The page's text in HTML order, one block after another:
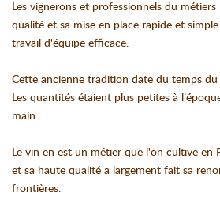
Les vignerons et professionnels du
qualité et sa mise en place rapide et
travail d'équipe efficace.
Cette ancienne tradition date du temps du
Les quantités étaient plus petites à
main.
Le vin en est un métier que l'on cultive en
et sa haute qualité a largement fait sa
frontières.